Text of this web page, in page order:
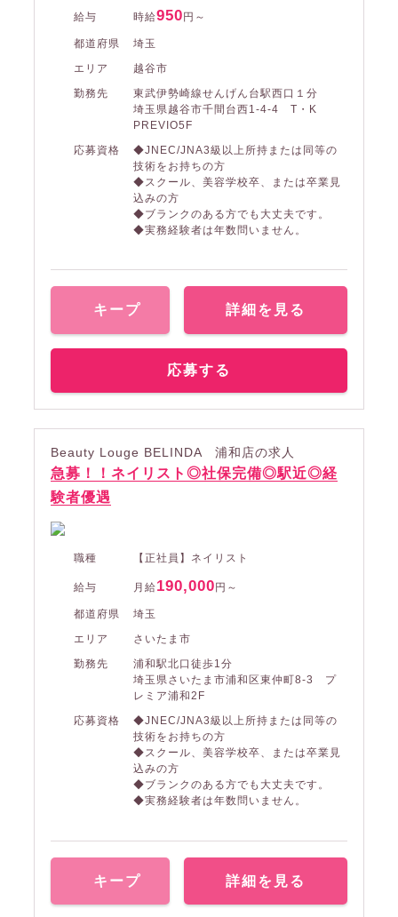
給与 時給950円～
都道府県
埼玉
エリア
越谷市
勤務先
東武伊勢崎線せんげん台駅西口１分
埼玉県越谷市千間台西1-4-4 T・K
PREVIO5F
応募資格
◆JNEC/JNA3級以上所持または同等の
技術をお持ちの方
◆スクール、美容学校卒、または卒業見
込みの方
◆ブランクのある方でも大丈夫です。
◆実務経験者は年数問いません。
キープ 詳細を見る
応募する
Beauty Louge BELINDA 浦和店の求人
急募！！ネイリスト◎社保完備◎駅近◎経
験者優遇
職種 【正社員】ネイリスト
給与 月給190,000 円～
都道府県
埼玉
エリア
さいたま市
勤務先
浦和駅北口徒歩1分
埼玉県さいたま市浦和区東仲町8-3 プ
レミア浦和2F
応募資格
◆JNEC/JNA3級以上所持または同等の
技術をお持ちの方
◆スクール、美容学校卒、または卒業見
込みの方
◆ブランクのある方でも大丈夫です。
◆実務経験者は年数問いません。
キープ 詳細を見る